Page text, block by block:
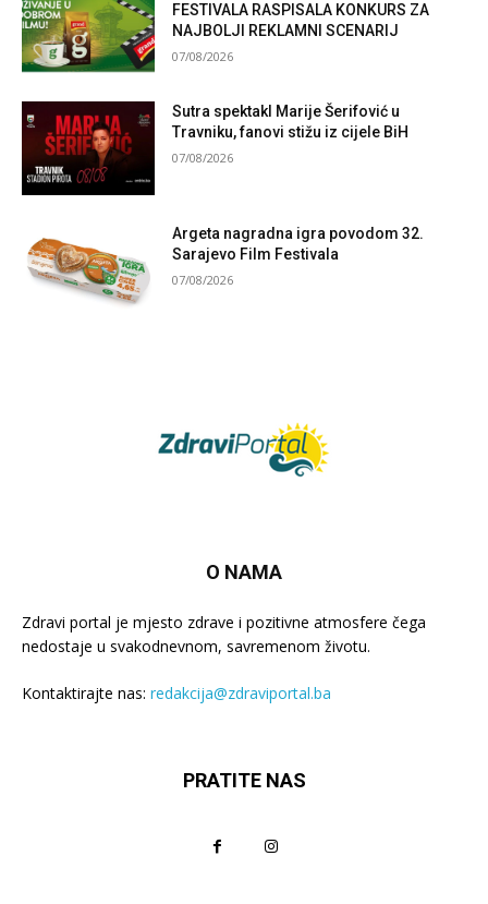
FESTIVALA RASPISALA KONKURS ZA
NAJBOLJI REKLAMNI SCENARIJ
07/08/2026
Sutra spektakl Marije Šerifović u
Travniku, fanovi stižu iz cijele BiH
07/08/2026
Argeta nagradna igra povodom 32.
Sarajevo Film Festivala
07/08/2026
O NAMA
Zdravi portal je mjesto zdrave i pozitivne atmosfere čega
nedostaje u svakodnevnom, savremenom životu.
Kontaktirajte nas: redakcija@zdraviportal.ba
PRATITE NAS